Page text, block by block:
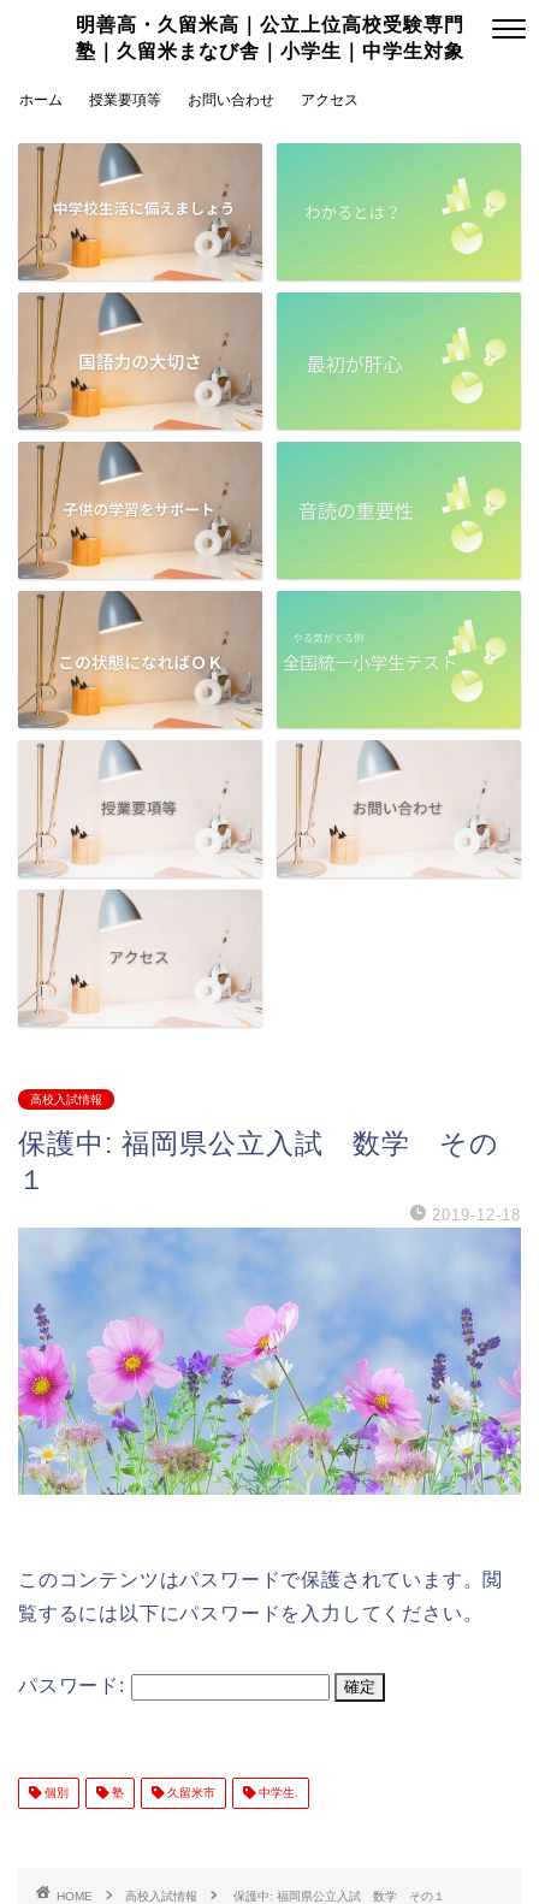
明善高・久留米高｜公立上位高校受験専門
塾｜久留米まなび舎｜小学生｜中学生対象
ホーム 授業要項等 お問い合わせ アクセス
高校入試情報
保護中: 福岡県公立入試 数学 その
１
2019-12-18
このコンテンツはパスワードで保護されています。閲
覧するには以下にパスワードを入力してください。
パスワード:
個別 塾 久留米市 中学生.
HOME 高校入試情報 保護中: 福岡県公立入試 数学 その１